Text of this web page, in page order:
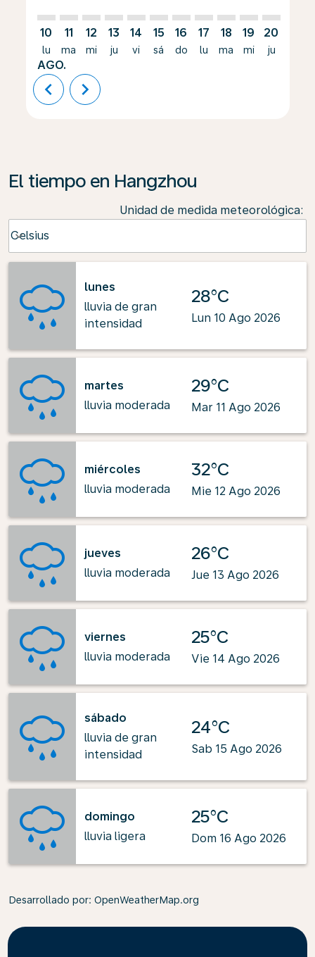
10
lu
AGO.
11
ma
12
mi
13
ju
14
vi
15
sá
16
do
17
lu
18
ma
19
mi
20
ju
chevron_left chevron_right
El tiempo en Hangzhou
Unidad de medida meteorológica:
Celsius
keyboard_arrow_down
lunes
lluvia de gran
intensidad
28°C
Lun 10 Ago 2026
martes
lluvia moderada
29°C
Mar 11 Ago 2026
miércoles
lluvia moderada
32°C
Mie 12 Ago 2026
jueves
lluvia moderada
26°C
Jue 13 Ago 2026
viernes
lluvia moderada
25°C
Vie 14 Ago 2026
sábado
lluvia de gran
intensidad
24°C
Sab 15 Ago 2026
domingo
lluvia ligera
25°C
Dom 16 Ago 2026
Desarrollado por: OpenWeatherMap.org